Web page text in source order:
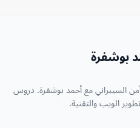
بوشفرة
السيبراني مع أحمد بوشفرة. دروس
الويب والتقنية.